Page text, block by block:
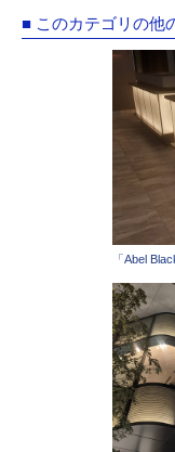
■ このカテゴリの他
「Abel